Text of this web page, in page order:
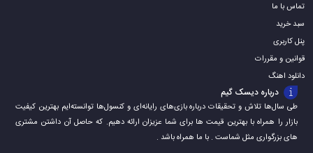
تماس با ما
سبد خرید
پنل کاربری
قوانین و مقررات
دانلود اهنگ
درباره دیسک گیم
طی سال‌ها تلاش و تحقیقات درباره بازی‌های رایانه‌ای و کنسول‌ها توانسته‌ایم بهترین کیفیت
بازار را همراه با بهترین قیمت ها برای شما عزیزان ارائه دهیم. که حاصل آن داشتن مشتری
های بزرگواری مثل شماست . با ما همراه باشد .